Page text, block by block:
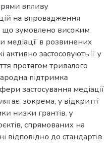
впливу
на впровадження
що зумовлено високим
медіації в розвинених
застосовують її у
протягом тривалого
підтримка
застосування медіації
зокрема, у відкритті
низки грантів, у
спрямованих на
відповідно до стандартів